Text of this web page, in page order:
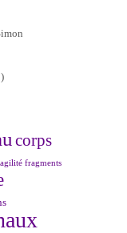
corps
fragments